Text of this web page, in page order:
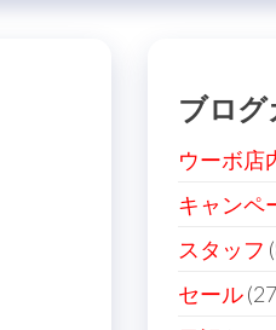
ブログ
ウーボ店
キャンペ
スタッフ
セール